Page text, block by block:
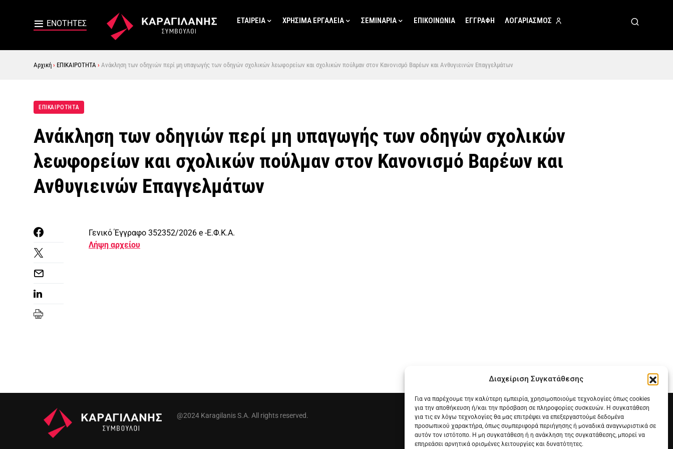
Διαχείριση Συγκατάθεσης
Για να παρέχουμε την καλύτερη εμπειρία, χρησιμοποιούμε τεχνολογίες όπως cookies
για την αποθήκευση ή/και την πρόσβαση σε πληροφορίες συσκευών. Η συγκατάθεση
για τις εν λόγω τεχνολογίες θα μας επιτρέψει να επεξεργαστούμε δεδομένα
προσωπικού χαρακτήρα, όπως συμπεριφορά περιήγησης ή μοναδικά αναγνωριστικά σε
αυτόν τον ιστότοπο. Η μη συγκατάθεση ή η ανάκληση της συγκατάθεσης, μπορεί να
επηρεάσει αρνητικά ορισμένες λειτουργίες και δυνατότητες.
ΕΤΑΙΡΕΙΑ ΧΡΗΣΙΜΑ ΕΡΓΑΛΕΙΑ ΣΕΜΙΝΑΡΙΑ ΕΠΙΚΟΙΝΩΝΙΑ ΕΓΓΡΑΦΗ ΛΟΓΑΡΙΑΣΜΟΣ
Αρχική › ΕΠΙΚΑΙΡΟΤΗΤΑ › Ανάκληση των οδηγιών περί μη υπαγωγής των οδηγών σχολικών λεωφορείων και σχολικών πούλμαν στον Κανονισμό Βαρέων και Ανθυγιεινών Επαγγελμάτων
ΕΠΙΚΑΙΡΟΤΗΤΑ
Ανάκληση των οδηγιών περί μη υπαγωγής των οδηγών σχολικών
λεωφορείων και σχολικών πούλμαν στον Κανονισμό Βαρέων και
Ανθυγιεινών Επαγγελμάτων
Γενικό Έγγραφο 352352/2026 e -Ε.Φ.Κ.Α.
Λήψη αρχείου
@2024 Karagilanis S.A. All rights reserved.